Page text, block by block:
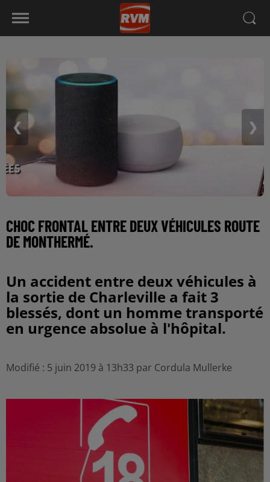
❮ ❯
CHOC FRONTAL ENTRE DEUX VÉHICULES ROUTE
DE MONTHERMÉ.
Un accident entre deux véhicules à
la sortie de Charleville a fait 3
blessés, dont un homme transporté
en urgence absolue à l'hôpital.
Modifié : 5 juin 2019 à 13h33 par Cordula Mullerke